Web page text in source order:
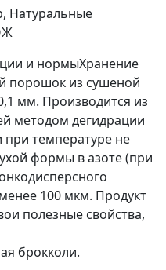
Натуральные
и нормыХранение
порошок из сушеной
мм. Производится из
методом дегидрации
температуре не
формы в азоте (при
100 мкм. Продукт
полезные свойства,
брокколи.